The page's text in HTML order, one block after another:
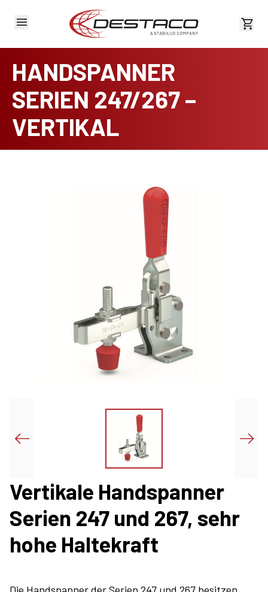
HANDSPANNER
SERIEN 247/267 –
VERTIKAL
Vertikale Handspanner
Serien 247 und 267, sehr
hohe Haltekraft